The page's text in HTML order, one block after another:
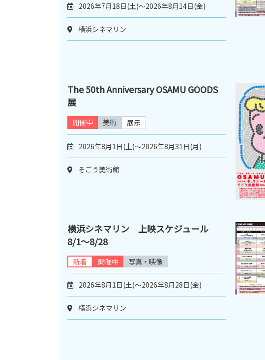
2026年7月18日(土)～2026年8月14日(金)
横浜シネマリン
The 50th Anniversary OSAMU GOODS
展
開催中 美術 展示
2026年8月1日(土)～2026年8月31日(月)
そごう美術館
横浜シネマリン 上映スケジュール
8/1～8/28
新着 開催中 写真・映像
2026年8月1日(土)～2026年8月28日(金)
横浜シネマリン